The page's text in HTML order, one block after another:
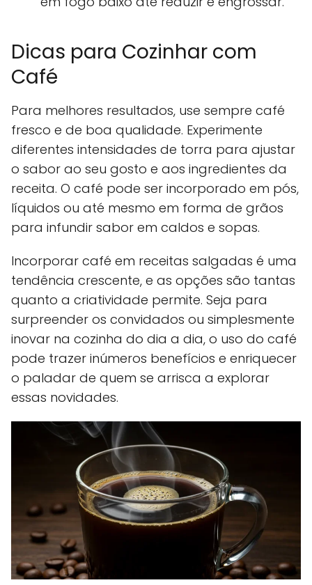
Dicas para Cozinhar com
Café
Para melhores resultados, use sempre café
fresco e de boa qualidade. Experimente
diferentes intensidades de torra para ajustar
o sabor ao seu gosto e aos ingredientes da
receita. O café pode ser incorporado em pós,
líquidos ou até mesmo em forma de grãos
para infundir sabor em caldos e sopas.
Incorporar café em receitas salgadas é uma
tendência crescente, e as opções são tantas
quanto a criatividade permite. Seja para
surpreender os convidados ou simplesmente
inovar na cozinha do dia a dia, o uso do café
pode trazer inúmeros benefícios e enriquecer
o paladar de quem se arrisca a explorar
essas novidades.